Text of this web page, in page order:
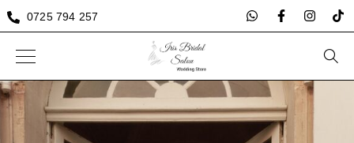
0725 794 257